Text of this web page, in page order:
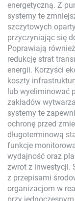
energetyczną. Z
systemy te
szczytowych
przyczyniając się
Poprawiają
redukcję strat
energii. Korzyści
koszty
lub wyeliminować
zakładów
systemy te
ochronę przed
długoterminową
funkcje
wydajność oraz
zwrot z inwestycji.
z przepisami
organizacjom w